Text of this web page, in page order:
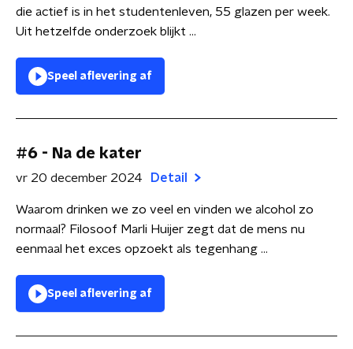
die actief is in het studentenleven, 55 glazen per week.
Uit hetzelfde onderzoek blijkt ...
Speel aflevering af
#6 - Na de kater
vr 20 december 2024 Detail
Waarom drinken we zo veel en vinden we alcohol zo
normaal? Filosoof Marli Huijer zegt dat de mens nu
eenmaal het exces opzoekt als tegenhang ...
Speel aflevering af